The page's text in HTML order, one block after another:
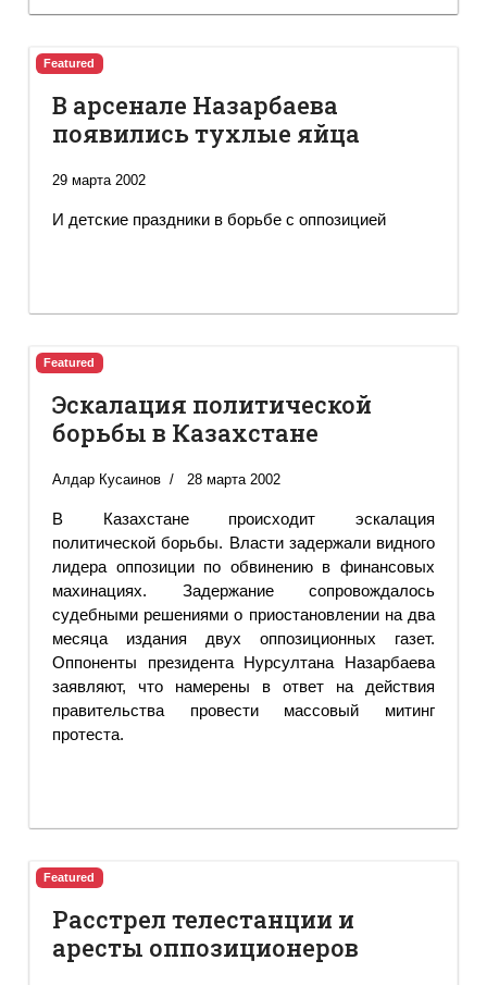
Featured
В арсенале Назарбаева
появились тухлые яйца
29 марта 2002
И детские праздники в борьбе с оппозицией
Featured
Эскалация политической
борьбы в Казахстане
Алдар Кусаинов 28 марта 2002
В Казахстане происходит эскалация
политической борьбы. Власти задержали видного
лидера оппозиции по обвинению в финансовых
махинациях. Задержание сопровождалось
судебными решениями о приостановлении на два
месяца издания двух оппозиционных газет.
Оппоненты президента Нурсултана Назарбаева
заявляют, что намерены в ответ на действия
правительства провести массовый митинг
протеста.
Featured
Расстрел телестанции и
аресты оппозиционеров